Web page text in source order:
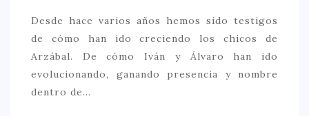
Desde hace varios años hemos sido testigos
de cómo han ido creciendo los chicos de
Arzábal. De cómo Iván y Álvaro han ido
evolucionando, ganando presencia y nombre
dentro de…